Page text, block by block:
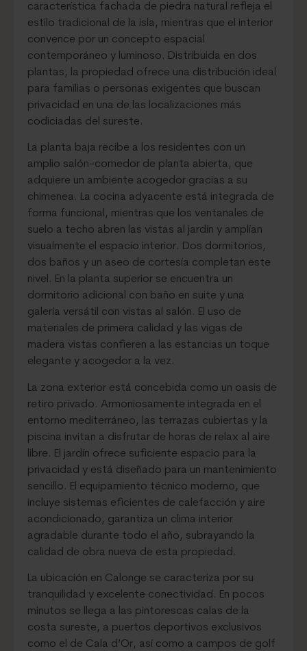
característica fachada de piedra natural refleja el
estilo tradicional de la isla, mientras que el interior
convence por un concepto espacial
contemporáneo y luminoso. Distribuida en dos
plantas, la propiedad ofrece una distribución ideal
para familias o personas exigentes que buscan
privacidad en una de las localizaciones más
codiciadas del sureste.
La planta baja recibe a los residentes con un
amplio salón-comedor de planta abierta, que
adquiere un ambiente acogedor gracias a su
chimenea. La cocina adyacente está integrada de
forma funcional, mientras que los ventanales de
suelo a techo abren las vistas al jardín y amplían
visualmente el espacio interior. Dos dormitorios,
dos baños y un aseo de cortesía completan este
nivel. En la planta superior se encuentra un
dormitorio adicional con baño en suite y una
galería versátil con vistas al salón. El uso de
materiales de primera calidad y las vigas de
madera vistas confieren a las estancias un toque
elegante y acogedor a la vez.
La zona exterior está concebida como un oasis de
retiro privado. Armoniosamente integrada en el
entorno mediterráneo, las terrazas cubiertas y la
piscina invitan a disfrutar de horas de relax al aire
libre. El jardín ofrece suficiente espacio para la
privacidad y está diseñado para un mantenimiento
sencillo. El equipamiento técnico moderno, que
incluye sistemas eficientes de calefacción y aire
acondicionado, garantiza un clima interior
agradable durante todo el año, subrayando la
calidad de obra nueva de esta propiedad.
La ubicación en Calonge se caracteriza por su
tranquilidad y excelente conectividad. En pocos
minutos se llega a las pintorescas calas de la
costa sureste, a puertos deportivos exclusivos
como el de Cala d’Or, así como a campos de golf